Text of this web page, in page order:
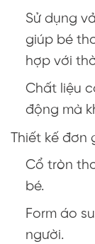
Sử dụng
giúp bé
hợp với
Chất liệu
động mà
Thiết kế đơn
Cổ tròn
bé.
Form áo
người.